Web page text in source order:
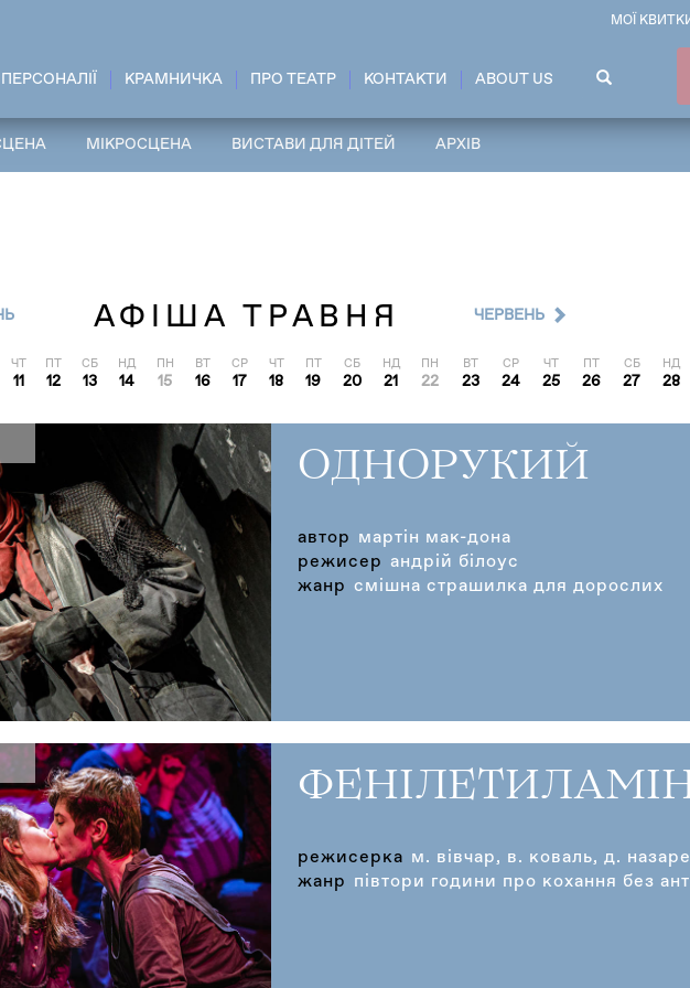
ПЕРСОНАЛІЇ КРАМНИЧКА ПРО ТЕАТР КОНТАКТИ ABOUT US
МОЇ
МІКРОСЦЕНА ВИСТАВИ ДЛЯ ДІТЕЙ АРХІВ
АФІША ТРАВНЯ
ЧТ
11
ПТ
12
СБ
13
НД
14
ПН
15
ВТ
16
СР
17
ЧТ
18
ПТ
19
СБ
20
НД
21
ПН
22
ВТ
23
СР
24
ЧТ
25
ПТ
26
СБ
27
НД
28
ЧЕРВЕНЬ
ОДНОРУКИЙ
автор
мартін мак-дона
режисер андрій білоус
жанр смішна страшилка для дорослих
режисерка м. вівчар, в. коваль, д.
жанр
півтори години про кохання без